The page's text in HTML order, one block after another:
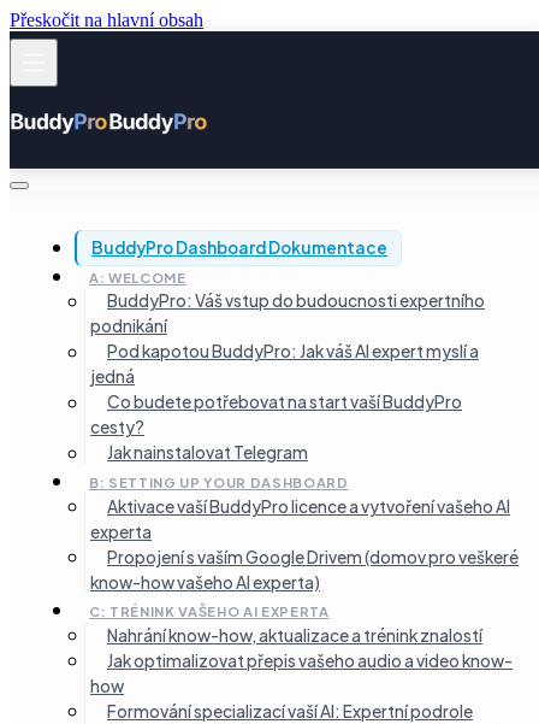
Přeskočit na hlavní obsah
BuddyPro Dashboard Dokumentace
A: WELCOME
BuddyPro: Váš vstup do budoucnosti expertního
podnikání
Pod kapotou BuddyPro: Jak váš AI expert myslí a
jedná
Co budete potřebovat na start vaší BuddyPro
cesty?
Jak nainstalovat Telegram
B: SETTING UP YOUR DASHBOARD
Aktivace vaší BuddyPro licence a vytvoření vašeho AI
experta
Propojení s vaším Google Drivem (domov pro veškeré
know-how vašeho AI experta)
C: TRÉNINK VAŠEHO AI EXPERTA
Nahrání know-how, aktualizace a trénink znalostí
Jak optimalizovat přepis vašeho audio a video know-
how
Formování specializací vaší AI: Expertní podrole